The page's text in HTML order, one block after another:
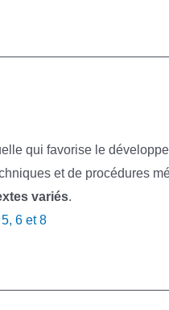
qui favorise le
et de procédures
variés.
6 et 8